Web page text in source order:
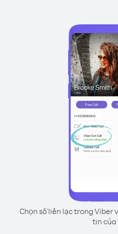
Chọn số liên lạc trong Viber
tin của